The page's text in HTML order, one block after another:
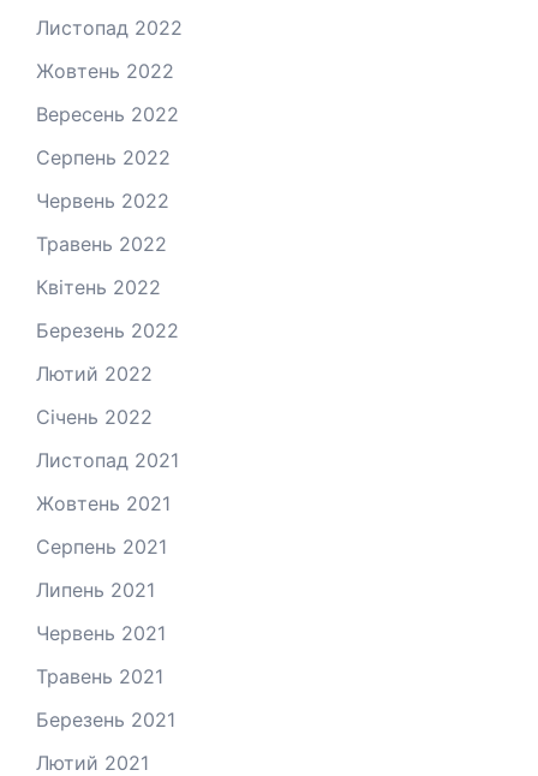
Листопад 2022
Жовтень 2022
Вересень 2022
Серпень 2022
Червень 2022
Травень 2022
Квітень 2022
Березень 2022
Лютий 2022
Січень 2022
Листопад 2021
Жовтень 2021
Серпень 2021
Липень 2021
Червень 2021
Травень 2021
Березень 2021
Лютий 2021